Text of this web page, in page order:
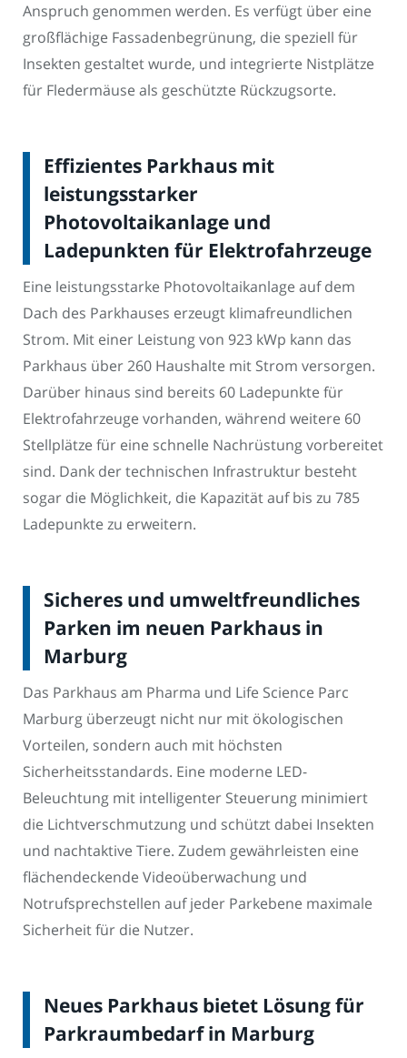
Anspruch genommen werden. Es verfügt über eine
großflächige Fassadenbegrünung, die speziell für
Insekten gestaltet wurde, und integrierte Nistplätze
für Fledermäuse als geschützte Rückzugsorte.
Effizientes Parkhaus mit
leistungsstarker
Photovoltaikanlage und
Ladepunkten für Elektrofahrzeuge
Eine leistungsstarke Photovoltaikanlage auf dem
Dach des Parkhauses erzeugt klimafreundlichen
Strom. Mit einer Leistung von 923 kWp kann das
Parkhaus über 260 Haushalte mit Strom versorgen.
Darüber hinaus sind bereits 60 Ladepunkte für
Elektrofahrzeuge vorhanden, während weitere 60
Stellplätze für eine schnelle Nachrüstung vorbereitet
sind. Dank der technischen Infrastruktur besteht
sogar die Möglichkeit, die Kapazität auf bis zu 785
Ladepunkte zu erweitern.
Sicheres und umweltfreundliches
Parken im neuen Parkhaus in
Marburg
Das Parkhaus am Pharma und Life Science Parc
Marburg überzeugt nicht nur mit ökologischen
Vorteilen, sondern auch mit höchsten
Sicherheitsstandards. Eine moderne LED-
Beleuchtung mit intelligenter Steuerung minimiert
die Lichtverschmutzung und schützt dabei Insekten
und nachtaktive Tiere. Zudem gewährleisten eine
flächendeckende Videoüberwachung und
Notrufsprechstellen auf jeder Parkebene maximale
Sicherheit für die Nutzer.
Neues Parkhaus bietet Lösung für
Parkraumbedarf in Marburg